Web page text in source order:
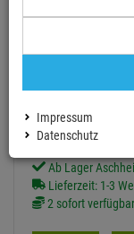
Artikel-Nummer:
92,90 €
inkl. MwSt. zzgl
Ab Lager
Lieferzeit: 1-3
2 sofort verfügbar
Impressum
Datenschutz